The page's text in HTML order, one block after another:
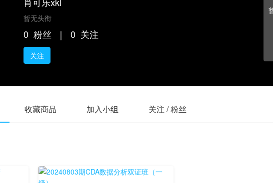
暂无头衔
0 粉丝 ｜ 0 关注
关注
收藏商品 加入小组 关注 / 粉丝